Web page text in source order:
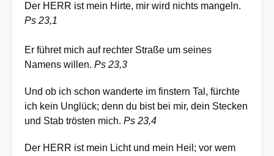
Der HERR ist mein Hirte, mir wird nichts mangeln.
Ps 23,1
Er führet mich auf rechter Straße um seines
Namens willen. Ps 23,3
Und ob ich schon wanderte im finstern Tal, fürchte
ich kein Unglück; denn du bist bei mir, dein Stecken
und Stab trösten mich. Ps 23,4
Der HERR ist mein Licht und mein Heil; vor wem